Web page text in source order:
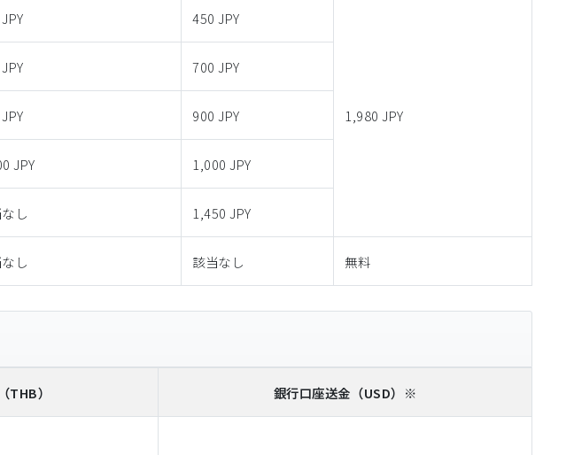
450 JPY
1,980 JPY
700 JPY
900 JPY
JPY 1,000 JPY
し 1,450 JPY
し 該当なし 無料
（THB） 銀行口座送金 （USD）※